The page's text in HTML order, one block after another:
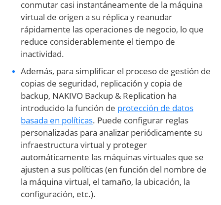
conmutar casi instantáneamente de la máquina
virtual de origen a su réplica y reanudar
rápidamente las operaciones de negocio, lo que
reduce considerablemente el tiempo de
inactividad.
Además, para simplificar el proceso de gestión de
copias de seguridad, replicación y copia de
backup, NAKIVO Backup & Replication ha
introducido la función de protección de datos
basada en políticas. Puede configurar reglas
personalizadas para analizar periódicamente su
infraestructura virtual y proteger
automáticamente las máquinas virtuales que se
ajusten a sus políticas (en función del nombre de
la máquina virtual, el tamaño, la ubicación, la
configuración, etc.).